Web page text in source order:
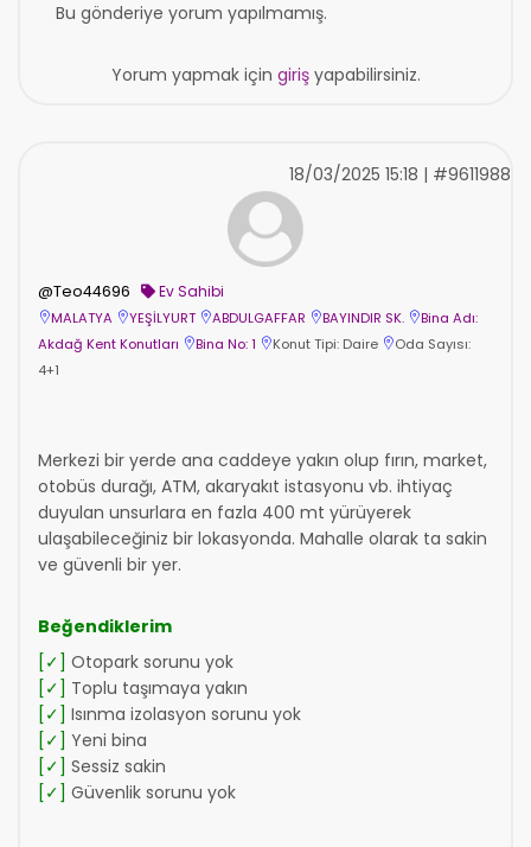
Bu gönderiye yorum yapılmamış.
Yorum yapmak için girişyapabilirsiniz.
@Teo44696 Ev Sahibi
MALATYA YEŞİLYURT ABDULGAFFAR BAYINDIR SK.
Bina Adı:
Akdağ Kent Konutları
Bina No: 1 Konut Tipi: Daire
Oda Sayısı:
4+1
18/03/2025 15:18 | #9611988
Merkezi bir yerde ana caddeye yakın olup fırın, market,
otobüs durağı, ATM, akaryakıt istasyonu vb. ihtiyaç
duyulan unsurlara en fazla 400 mt yürüyerek
ulaşabileceğiniz bir lokasyonda. Mahalle olarak ta sakin
ve güvenli bir yer.
Beğendiklerim
[✓] Otopark sorunu yok
[✓] Toplu taşımaya yakın
[✓] Isınma izolasyon sorunu yok
[✓] Yeni bina
[✓] Sessiz sakin
[✓] Güvenlik sorunu yok